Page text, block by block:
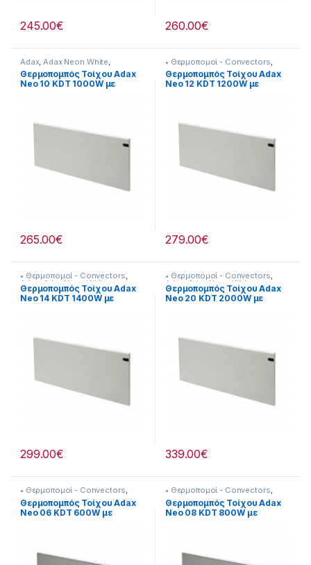
245.00€ 260.00€
Adax, Adax Neon White
Θερναντικά
Θερμοπομπός Τοίχου Adax
Neo 10 KDT 1000W με
265.00€
• Θερμοπομοί - Convectors
Adax , Adax Neon White
Θερναντικά
Θερμοπομπός Τοίχου Adax
Neo 12 KDT 1200W με
279.00€
• Θερμοπομοί - Convectors,
Adax Adax Neon White
Θερναντικά
Θερμοπομπός Τοίχου Adax
Neo 14 KDT 1400W με
299.00€
• Θερμοπομοί - Convectors,
Adax Adax Neon White
Θερναντικά
Θερμοπομπός Τοίχου Adax
Neo 20 KDT 2000W με
339.00€
• Θερμοπομοί - Convectors,
Adax Adax Neo Silver
Θερναντικά
Θερμοπομπός Τοίχου Adax
Neo 06 KDT 600W με
• Θερμοπομοί - Convectors,
Adax Adax Neo Silver
Θερναντικά
Θερμοπομπός Τοίχου Adax
Neo 08 KDT 800W με